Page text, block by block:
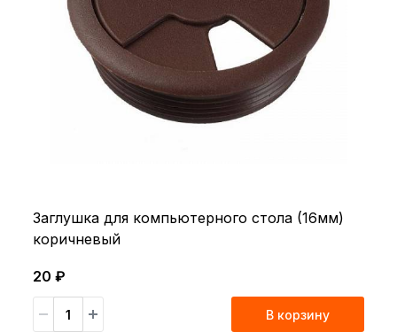
Заглушка для компьютерного стола (16мм)
коричневый
20 ₽
В корзину